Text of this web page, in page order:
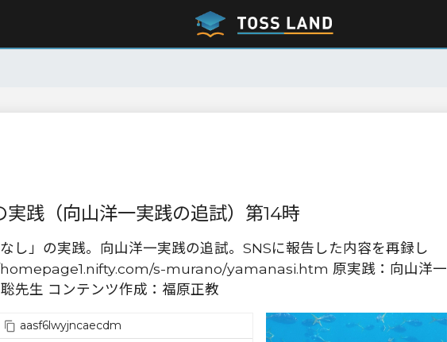
実践（向山洋一実践の追試）第14時
し」の実践。向山洋一実践の追試。SNSに報告した内容を再録し
s-murano/yamanasi.htm 原実践：向山洋一
生 コンテンツ作成：福原正教
aasf6lwyjncaecdm